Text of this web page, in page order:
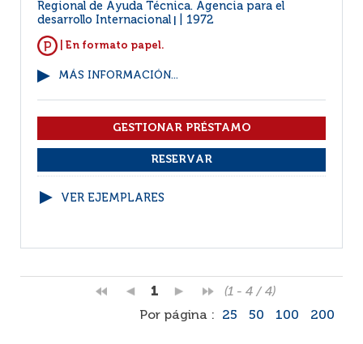
Regional de Ayuda Técnica. Agencia para el
desarrollo Internacional
1972
| En formato papel.
MÁS INFORMACIÓN...
VER EJEMPLARES
1
(1 - 4 / 4)
Por página :
25 50 100 200